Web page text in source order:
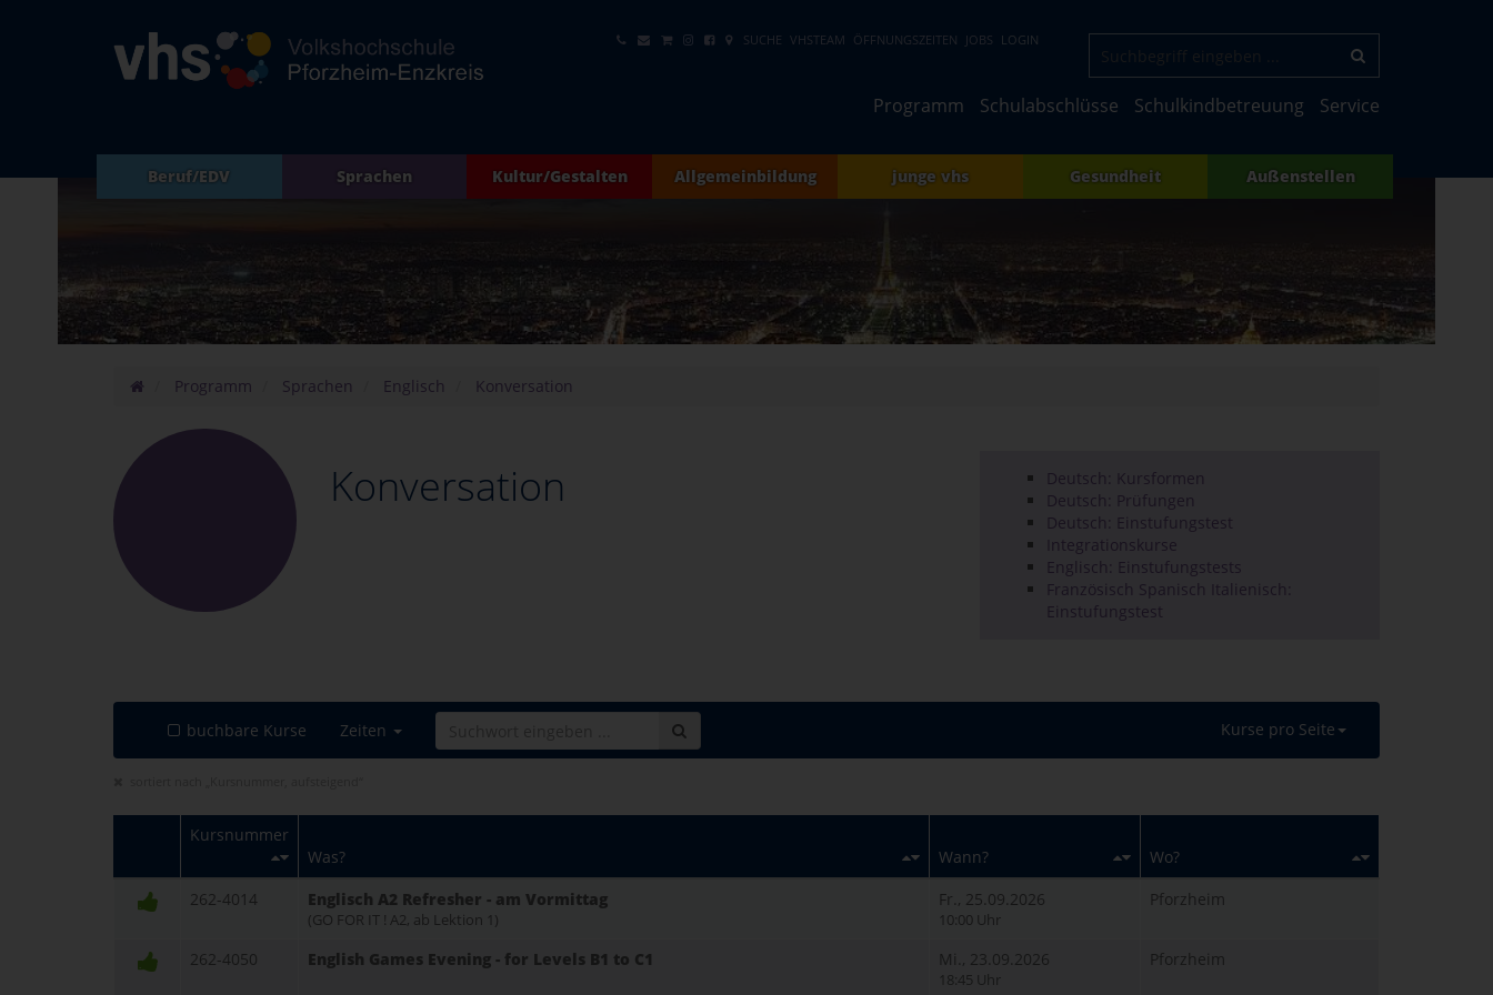
SUCHE VHSTEAM ÖFFNUNGSZEITEN JOBS LOGIN
Programm Schulabschlüsse Schulkindbetreuung Service
Beruf/EDV Sprachen Kultur/Gestalten Allgemeinbildung junge vhs Gesundheit Außenstellen
Programm Sprachen Englisch Konversation
Konversation
Deutsch: Kursformen
Deutsch: Prüfungen
Deutsch: Einstufungstest
Integrationskurse
Englisch: Einstufungstests
Französisch Spanisch Italienisch:
Einstufungstest
buchbare Kurse Zeiten Kurse pro Seite
Kursnummer
Was?
Wann?
Wo?
262-4014
Englisch A2 Refresher - am Vormittag
(GO FOR IT ! A2, ab Lektion 1)
Fr., 25.09.2026
10:00 Uhr
Pforzheim
262-4050 English Games Evening - for Levels B1 to C1 Mi., 23.09.2026
18:45 Uhr
Pforzheim